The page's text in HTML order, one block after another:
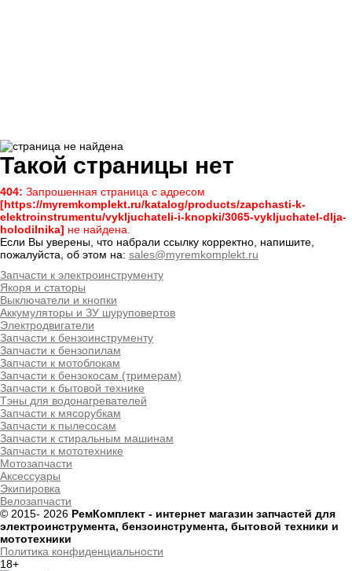
Такой страницы нет
404: Запрошенная страница с адресом
[https://myremkomplekt.ru/katalog/products/zapchasti-k-
elektroinstrumentu/vykljuchateli-i-knopki/3065-vykljuchatel-dlja-
holodilnika] не найдена.
Если Вы уверены, что набрали ссылку корректно, напишите,
пожалуйста, об этом на: sales@myremkomplekt.ru
Запчасти к электроинструменту
Якоря и статоры
Выключатели и кнопки
Аккумуляторы и ЗУ шуруповертов
Электродвигатели
Запчасти к бензоинструменту
Запчасти к бензопилам
Запчасти к мотоблокам
Запчасти к бензокосам (тримерам)
Запчасти к бытовой технике
Тэны для водонагревателей
Запчасти к мясорубкам
Запчасти к пылесосам
Запчасти к стиральным машинам
Запчасти к мототехнике
Мотозапчасти
Аксессуары
Экипировка
Велозапчасти
© 2015- 2026 РемКомплект - интернет магазин запчастей для
электроинструмента, бензоинструмента, бытовой техники и
мототехники
Политика конфиденциальности
18+